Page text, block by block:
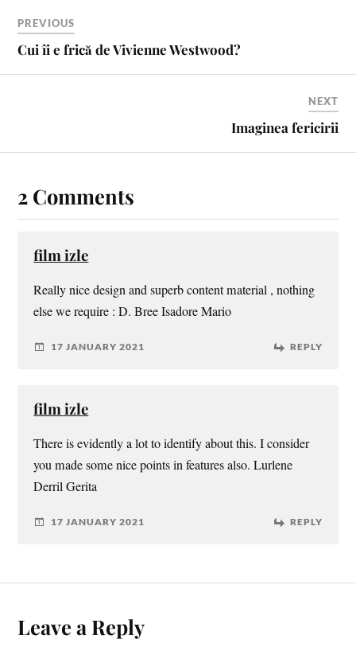
PREVIOUS
Cui îi e frică de Vivienne Westwood?
NEXT
Imaginea fericirii
2 Comments
film izle
Really nice design and superb content material , nothing
else we require : D. Bree Isadore Mario
17 JANUARY 2021 REPLY
film izle
There is evidently a lot to identify about this. I consider
you made some nice points in features also. Lurlene
Derril Gerita
17 JANUARY 2021 REPLY
Leave a Reply